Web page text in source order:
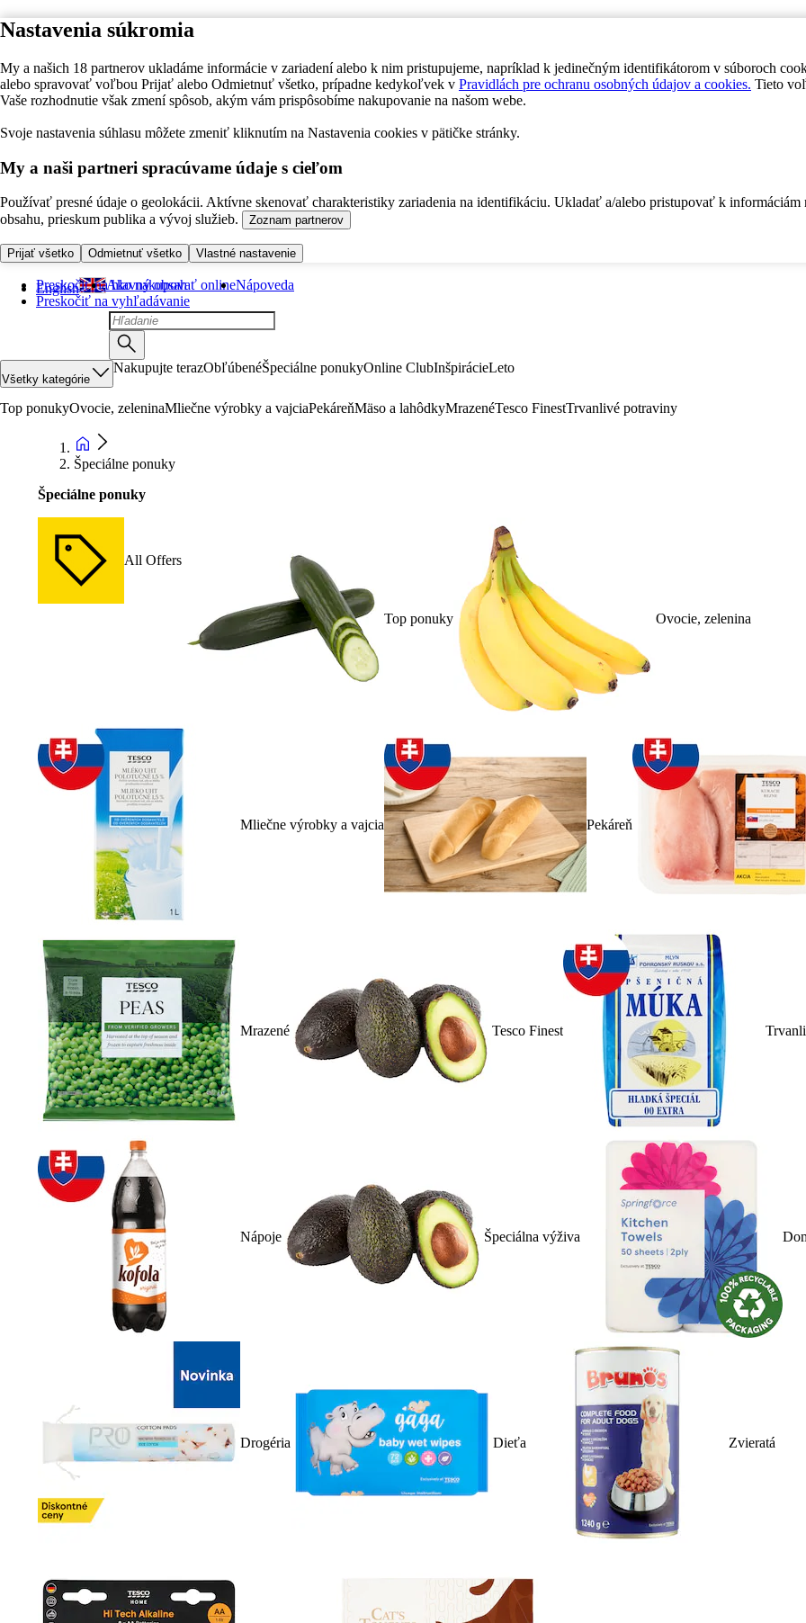
Nastavenia súkromia
My a našich 18 partnerov ukladáme informácie v zariadení alebo k nim pristupujeme, napríklad k jedinečným identifikátorom v súboroch
alebo spravovať voľbou Prijať alebo Odmietnuť všetko, prípadne kedykoľvek v Pravidlách pre ochranu osobných údajov a cookies. Tieto
Vaše rozhodnutie však zmení spôsob, akým vám prispôsobíme nakupovanie na našom webe.
Svoje nastavenia súhlasu môžete zmeniť kliknutím na Nastavenia cookies v pätičke stránky.
My a naši partneri spracúvame údaje s cieľom
Používať presné údaje o geolokácii. Aktívne skenovať charakteristiky zariadenia na identifikáciu. Ukladať a/alebo pristupovať k informáciám
obsahu, prieskum publika a vývoj služieb.
Zoznam partnerov
Prijať všetko Odmietnuť všetko Vlastné nastavenie
Preskočiť na hlavný obsah
Preskočiť na vyhľadávanie
English Ako nakupovať onlineNápoveda
Všetky kategórie
Nakupujte terazObľúbenéŠpeciálne ponukyOnline ClubInšpirácieLeto
Top ponukyOvocie, zeleninaMliečne výrobky a vajciaPekáreňMäso a lahôdkyMrazenéTesco FinestTrvanlivé potraviny
Špeciálne ponuky
Špeciálne ponuky
All Offers
Top ponuky Ovocie, zelenina
Mliečne výrobky a vajcia Pekáreň
Mrazené Tesco Finest
Nápoje Špeciálna výživa
Drogéria Dieťa Zvieratá